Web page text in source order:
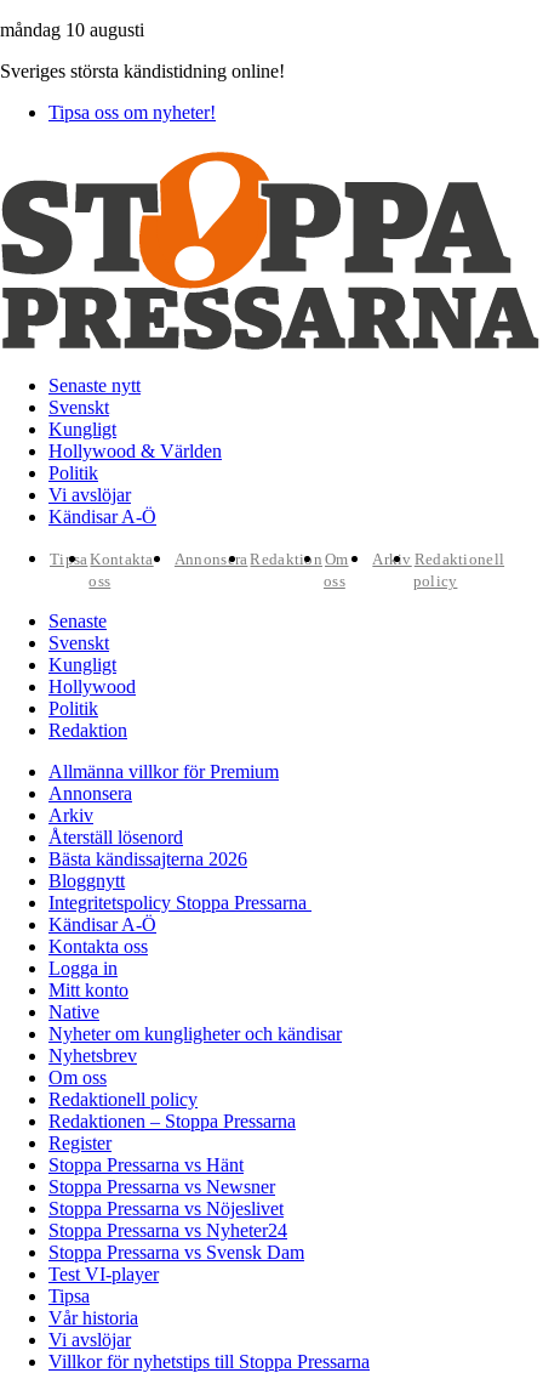
måndag 10 augusti
Sveriges största kändistidning online!
Tipsa oss om nyheter!
Senaste nytt
Svenskt
Kungligt
Hollywood & Världen
Politik
Vi avslöjar
Kändisar A-Ö
TipsaKontakta
oss
AnnonseraRedaktion Om
oss
Arkiv Redaktionell
policy
Senaste
Svenskt
Kungligt
Hollywood
Politik
Redaktion
Allmänna villkor för Premium
Annonsera
Arkiv
Återställ lösenord
Bästa kändissajterna 2026
Bloggnytt
Integritetspolicy Stoppa Pressarna
Kändisar A-Ö
Kontakta oss
Logga in
Mitt konto
Native
Nyheter om kungligheter och kändisar
Nyhetsbrev
Om oss
Redaktionell policy
Redaktionen – Stoppa Pressarna
Register
Stoppa Pressarna vs Hänt
Stoppa Pressarna vs Newsner
Stoppa Pressarna vs Nöjeslivet
Stoppa Pressarna vs Nyheter24
Stoppa Pressarna vs Svensk Dam
Test VI-player
Tipsa
Vår historia
Vi avslöjar
Villkor för nyhetstips till Stoppa Pressarna